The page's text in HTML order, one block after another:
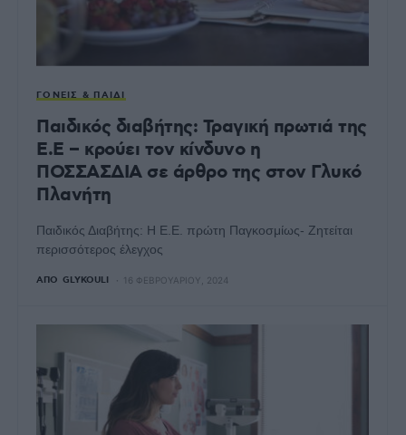
ΓΟΝΕΊΣ & ΠΑΙΔΊ
Παιδικός διαβήτης: Τραγική πρωτιά της
Ε.Ε – κρούει τον κίνδυνο η
ΠΟΣΣΑΣΔΙΑ σε άρθρο της στον Γλυκό
Πλανήτη
Παιδικός Διαβήτης: Η Ε.Ε. πρώτη Παγκοσμίως- Ζητείται
περισσότερος έλεγχος
ΑΠΌ GLYKOULI 16 ΦΕΒΡΟΥΑΡΊΟΥ, 2024